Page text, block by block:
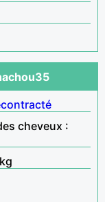
cheveux :